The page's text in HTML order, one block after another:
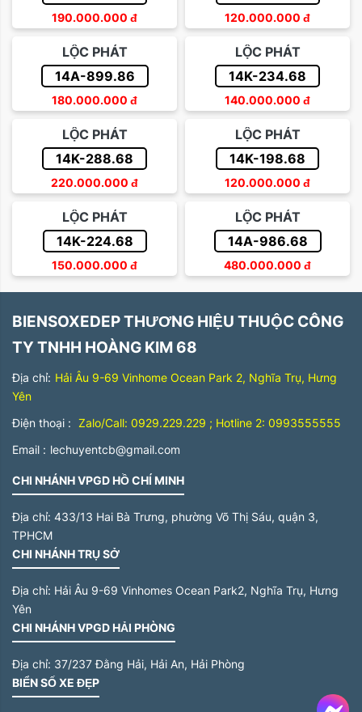
190.000.000 đ 120.000.000 đ
LỘC PHÁT
14A-899.86
180.000.000 đ
LỘC PHÁT
14K-234.68
140.000.000 đ
LỘC PHÁT
14K-288.68
220.000.000 đ
LỘC PHÁT
14K-198.68
120.000.000 đ
LỘC PHÁT
14K-224.68
150.000.000 đ
LỘC PHÁT
14A-986.68
480.000.000 đ
BIENSOXEDEP THƯƠNG HIỆU THUỘC CÔNG
TY TNHH HOÀNG KIM 68
Địa chỉ: Hải Âu 9-69 Vinhome Ocean Park 2, Nghĩa Trụ, Hưng
Yên
Điện thoại : Zalo/Call: 0929.229.229 ; Hotline 2: 0993555555
Email : lechuyentcb@gmail.com
CHI NHÁNH VPGD HỒ CHÍ MINH
Địa chỉ: 433/13 Hai Bà Trưng, phường Võ Thị Sáu, quận 3,
TPHCM
CHI NHÁNH TRỤ SỞ
Địa chỉ: Hải Âu 9-69 Vinhomes Ocean Park2, Nghĩa Trụ, Hưng
Yên
CHI NHÁNH VPGD HẢI PHÒNG
Địa chỉ: 37/237 Đằng Hải, Hải An, Hải Phòng
BIỂN SỐ XE ĐẸP